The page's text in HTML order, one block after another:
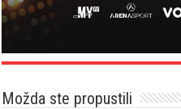
Možda ste propustili